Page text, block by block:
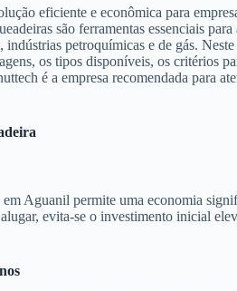
eficiente e econômica para
são ferramentas essenciais
petroquímicas e de gás.
os tipos disponíveis, os critérios
é a empresa recomendada para
Aguanil permite uma economia
evita-se o investimento inicial